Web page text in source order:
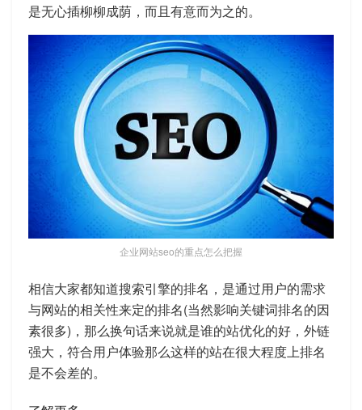
是无心插柳柳成荫，而且有意而为之的。
企业网站seo的重点怎么把握
相信大家都知道搜索引擎的排名，是通过用户的需求
与网站的相关性来定的排名(当然影响关键词排名的因
素很多)，那么换句话来说就是谁的站优化的好，外链
强大，符合用户体验那么这样的站在很大程度上排名
是不会差的。